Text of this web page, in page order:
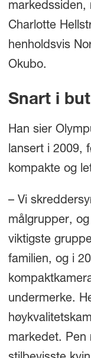
markedssiden,
Charlotte
henholdsvis
Okubo.
Snart i
Han sier
lansert i 2009,
kompakte og
– Vi
målgrupper,
viktigste
familien, og i
undermerke.
markedet. Pen